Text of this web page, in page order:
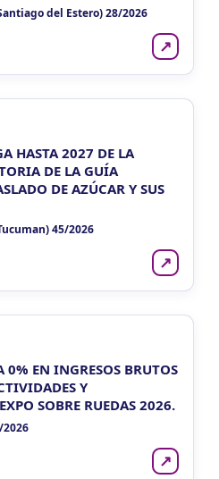
del Estero) 28/2026
↗
HASTA 2027 DE LA
DE LA GUÍA
DE AZÚCAR Y SUS
45/2026
↗
EN INGRESOS BRUTOS
Y
SOBRE RUEDAS 2026.
↗